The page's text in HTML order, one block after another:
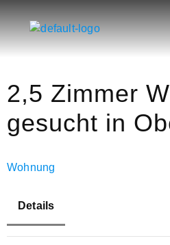
2,5 Zimmer
gesucht in
Wohnung
Details